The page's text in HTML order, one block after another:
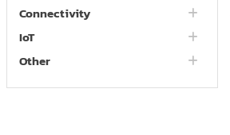
Connectivity
IoT
Other